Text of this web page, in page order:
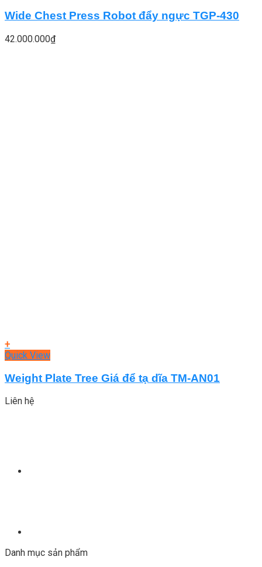
Wide Chest Press Robot đẩy ngực TGP-430
42.000.000₫
+
Quick View
Weight Plate Tree Giá để tạ dĩa TM-AN01
Liên hệ
Danh mục sản phẩm